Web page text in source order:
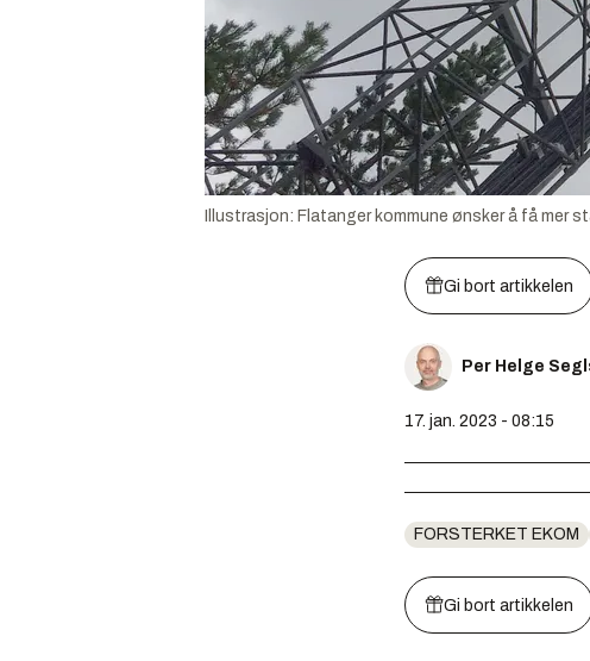
Illustrasjon: Flatanger kommune ønsker å få mer
Gi bort artikkelen
Per Helge
17. jan. 2023 - 08:15
FORSTERKET EKOM
Gi bort artikkelen